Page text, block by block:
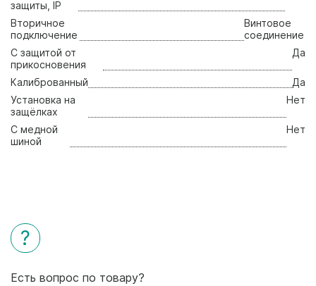
зaщиты, IP
Вторичное
подключение
Винтовое
соединение
С защитой от
прикосновения
Да
Калиброванный
Да
Установка на
защёлках
Нет
С медной
шиной
Нет
?
Есть вопрос по товару?